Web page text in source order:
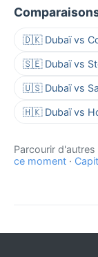
🇩🇰 Dubaï vs
🇸🇪 Dubaï vs
🇺🇸 Dubaï vs
🇭🇰 Dubaï vs
Parcourir
ce moment ·